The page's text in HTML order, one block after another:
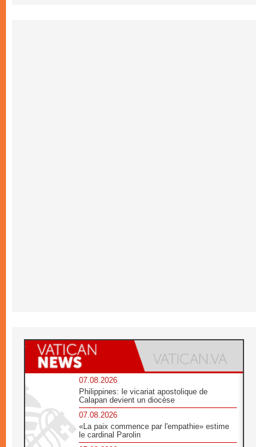
07.08.2026
Philippines: le vicariat apostolique de
Calapan devient un diocèse
07.08.2026
«La paix commence par l'empathie» estime
le cardinal Parolin